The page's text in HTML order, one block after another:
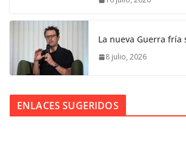
La nueva Guerra fría
8 julio, 2026
ENLACES SUGERIDOS